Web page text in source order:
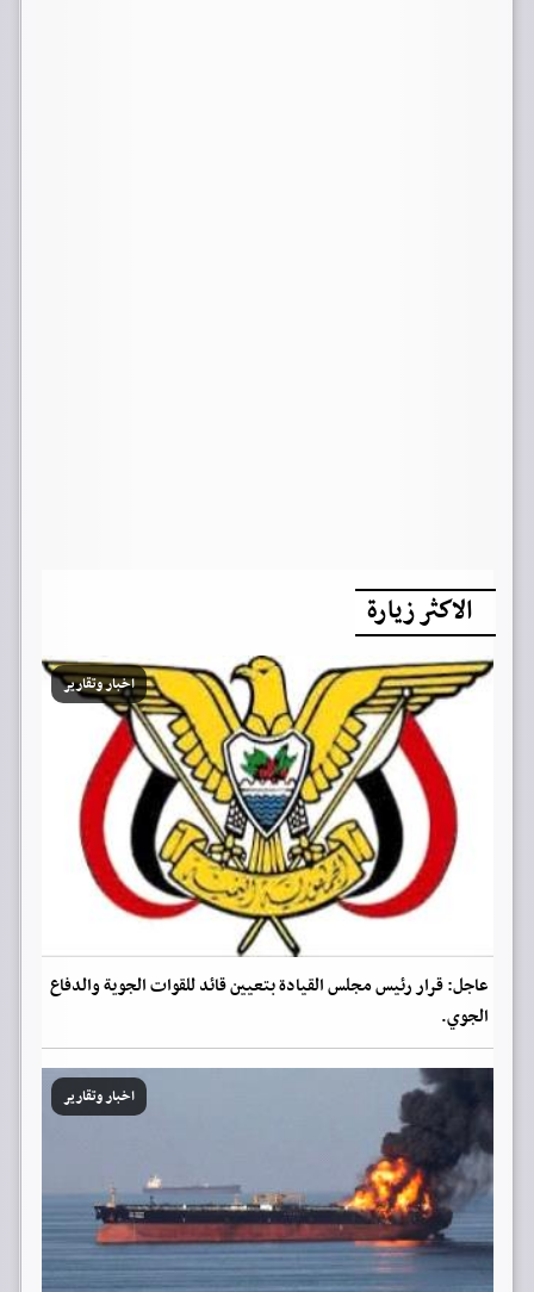
الاكثر زيارة
اخبار وتقارير
عاجل: قرار رئيس مجلس القيادة بتعيين قائد للقوات الجوية والدفاع
الجوي.
اخبار وتقارير